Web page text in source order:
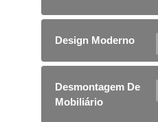
Design Moderno
Desmontagem De
Mobiliário